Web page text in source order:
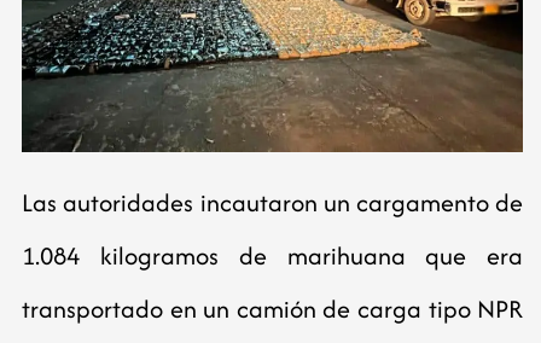
Las autoridades incautaron un cargamento de
1.084 kilogramos de marihuana que era
transportado en un camión de carga tipo NPR